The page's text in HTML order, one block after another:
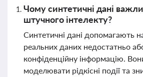
Чому синтетичні дані
штучного інтелекту?
Синтетичні дані допомагають
реальних даних недостатньо
конфіденційну інформацію.
моделювати рідкісні події та